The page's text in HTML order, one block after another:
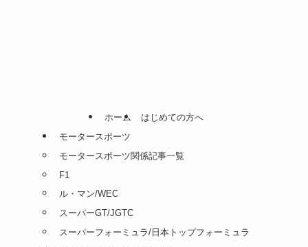
ホーム
はじめての方へ
モータースポーツ
モータースポーツ関係記事一覧
F1
ル・マン/WEC
スーパーGT/JGTC
スーパーフォーミュラ/日本トップフォーミュラ